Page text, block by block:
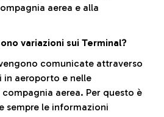
aerea e alla
variazioni sui Terminal?
comunicate attraverso
aeroporto e nelle
aerea. Per questo è
sempre le informazioni